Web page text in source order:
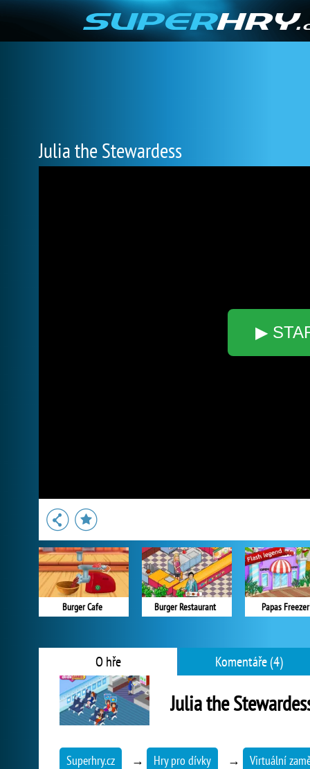
Julia the Stewardess
▶
Burger Cafe Burger Restaurant Papas
O hře Komentáře (4)
Julia the
Superhry.cz → Hry pro dívky → Virtuální